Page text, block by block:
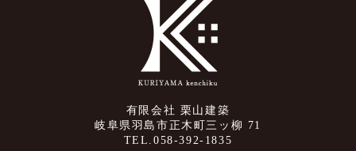
有限会社 栗山建築
岐阜県羽島市正木町三ッ柳 71
TEL.058-392-1835